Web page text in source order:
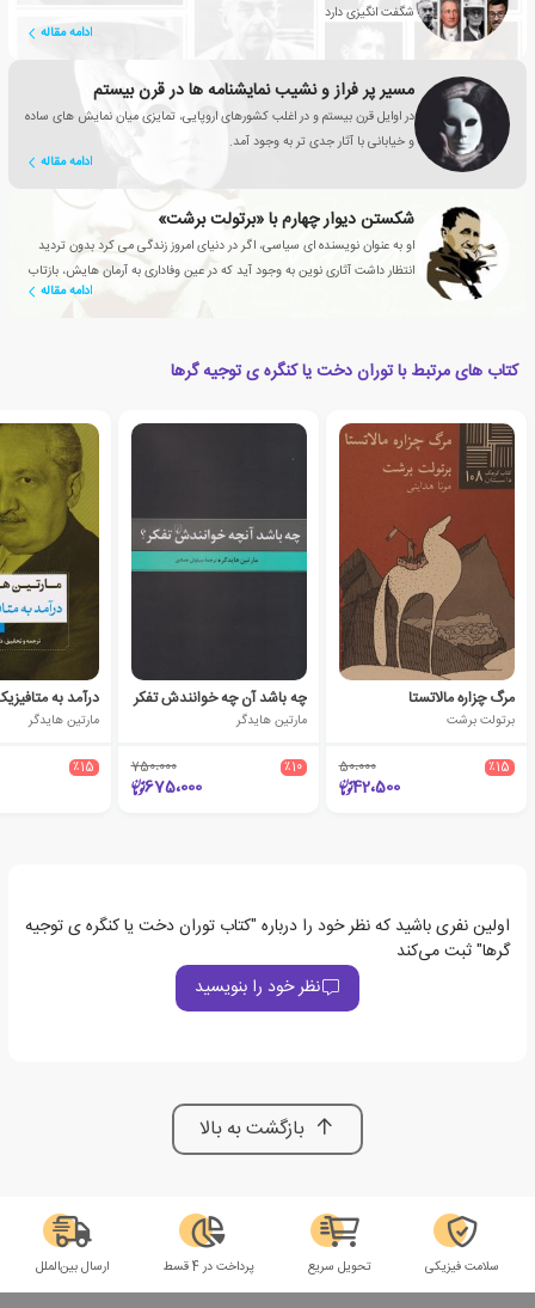
شگفت انگیزی دارد
ادامه مقاله
مسیر پر فراز و نشیب نمایشنامه ها در قرن بیستم
در اوایل قرن بیستم و در اغلب کشورهای اروپایی، تمایزی میان نمایش های ساده
و خیابانی با آثار جدی تر به وجود آمد.
ادامه مقاله
شکستن دیوار چهارم با «برتولت برشت»
او به عنوان نویسنده ای سیاسی، اگر در دنیای امروز زندگی می کرد بدون تردید
انتظار داشت آثاری نوین به وجود آید که در عین وفاداری به آرمان هایش، بازتاب
ادامه مقاله
کتاب های مرتبط با توران دخت یا کنگره ی توجیه گرها
مرگ چزاره مالاتستا
برتولت برشت
٪15 50،000
42،500
چه باشد آن چه خوانندش تفکر
مارتین هایدگر
٪10 750،000
675،000
درآمد به
مارتین هایدگر
٪15
اولین نفری باشید که نظر خود را درباره "کتاب توران دخت یا کنگره ی توجیه
گرها" ثبت می‌کند
نظر خود را بنویسید
بازگشت به بالا
سلامت فیزیکی تحویل سریع پرداخت در 4 قسط ارسال بین‌الملل